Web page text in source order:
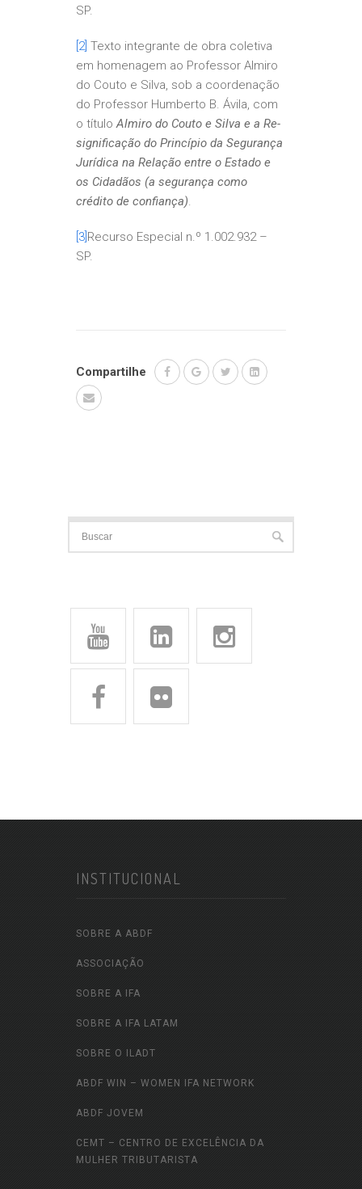
SP.
[2] Texto integrante de obra coletiva
em homenagem ao Professor Almiro
do Couto e Silva, sob a coordenação
do Professor Humberto B. Ávila, com
o títuloAlmiro do Couto e Silva e a Re-
significação do Princípio da Segurança
Jurídica na Relação entre o Estado e
os Cidadãos (a segurança como
crédito de confiança).
[3] Recurso Especial n.º 1.002.932 –
SP.
Compartilhe
INSTITUCIONAL
SOBRE A ABDF
ASSOCIAÇÃO
SOBRE A IFA
SOBRE A IFA LATAM
SOBRE O ILADT
ABDF WIN – WOMEN IFA NETWORK
ABDF JOVEM
CEMT – CENTRO DE EXCELÊNCIA DA
MULHER TRIBUTARISTA